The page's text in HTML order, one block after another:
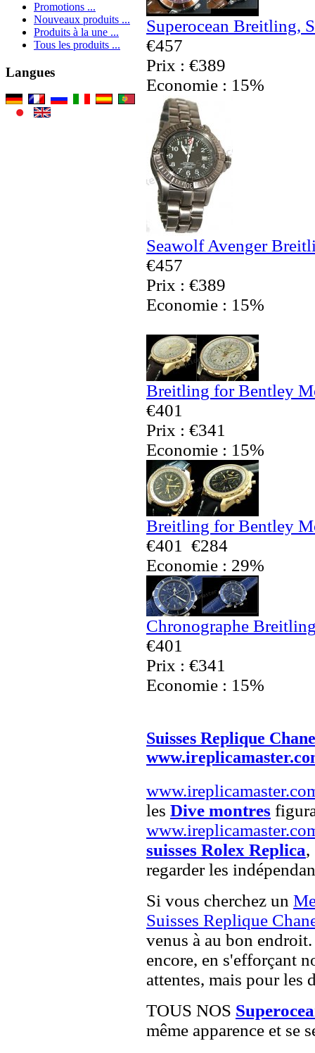
Promotions ...
Nouveaux produits ...
Produits à la une ...
Tous les produits ...
Langues
Superocean Breitling,
€457
Prix : €389
Economie : 15%
Seawolf Avenger
€457
Prix : €389
Economie : 15%
Breitling for Bentley
€401
Prix : €341
Economie : 15%
Breitling for Bentley
€401
€284
Economie : 29%
Chronographe
€401
Prix : €341
Economie : 15%
Suisses Replique
les Dive montres
suisses Rolex Replica,
regarder les
Si vous cherchez un
Suisses Replique
venus à au bon
encore, en s'efforçant
attentes, mais pour les
TOUS NOS
même apparence et se